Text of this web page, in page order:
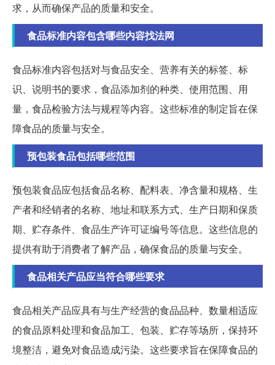
求，从而确保产品的质量和安全。
食品标准内容包含哪些内容找法网
食品标准内容包括对与食品安全、营养有关的标签、标
识、说明书的要求，食品添加剂的种类、使用范围、用
量，食品检验方法与规程等内容。这些标准的制定旨在保
障食品的质量与安全。
预包装食品包括哪些范围
预包装食品应包括食品名称、配料表、净含量和规格、生
产者和经销者的名称、地址和联系方式、生产日期和保质
期、贮存条件、食品生产许可证编号等信息。这些信息的
提供有助于消费者了解产品，确保食品的质量与安全。
食品相关产品应当符合哪些要求
食品相关产品应具有与生产经营的食品品种、数量相适应
的食品原料处理和食品加工、包装、贮存等场所，保持环
境整洁，避免对食品造成污染。这些要求旨在保障食品的